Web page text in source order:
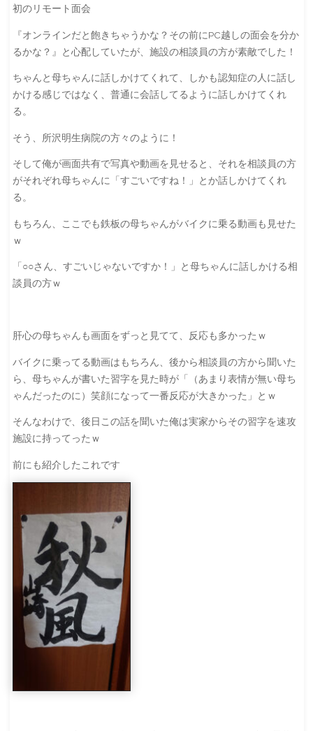
初のリモート面会
『オンラインだと飽きちゃうかな？その前にPC越しの面会を分か
るかな？』と心配していたが、施設の相談員の方が素敵でした！
ちゃんと母ちゃんに話しかけてくれて、しかも認知症の人に話し
かける感じではなく、普通に会話してるように話しかけてくれ
る。
そう、所沢明生病院の方々のように！
そして俺が画面共有で写真や動画を見せると、それを相談員の方
がそれぞれ母ちゃんに「すごいですね！」とか話しかけてくれ
る。
もちろん、ここでも鉄板の母ちゃんがバイクに乗る動画も見せた
ｗ
「○○さん、すごいじゃないですか！」と母ちゃんに話しかける相
談員の方ｗ
肝心の母ちゃんも画面をずっと見てて、反応も多かったｗ
バイクに乗ってる動画はもちろん、後から相談員の方から聞いた
ら、母ちゃんが書いた習字を見た時が「（あまり表情が無い母ち
ゃんだったのに）笑顔になって一番反応が大きかった」とｗ
そんなわけで、後日この話を聞いた俺は実家からその習字を速攻
施設に持ってったｗ
前にも紹介したこれです